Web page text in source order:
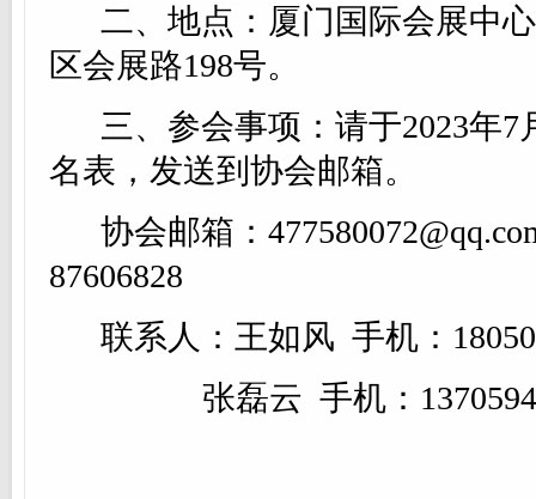
二、地点：厦门国际会展中
区会展路198号。
三、参会事项：请于2023年7
名表，发送到协会邮箱。
协会邮箱 ：
87606828
联系人： 王如风 手机：
张磊云 手机： 13